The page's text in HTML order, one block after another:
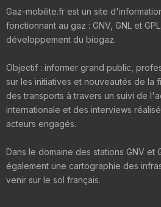
Gaz-mobilite.fr est un site
fonctionnant au gaz : GNV, GNL et
développement du biogaz.
Objectif : informer grand public,
sur les initiatives et nouveautés de la
des transports à travers un suivi de
internationale et des interviews
acteurs engagés.
Dans le domaine des stations GNV et
également une cartographie des
venir sur le sol français.